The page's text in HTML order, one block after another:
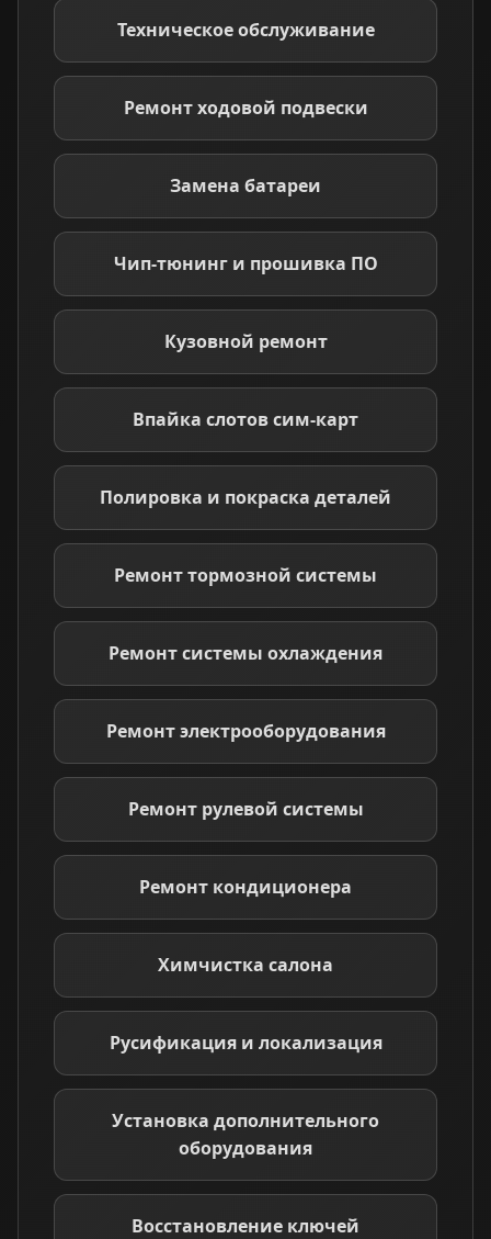
Техническое обслуживание
Ремонт ходовой подвески
Замена батареи
Чип-тюнинг и прошивка ПО
Кузовной ремонт
Впайка слотов сим-карт
Полировка и покраска деталей
Ремонт тормозной системы
Ремонт системы охлаждения
Ремонт электрооборудования
Ремонт рулевой системы
Ремонт кондиционера
Химчистка салона
Русификация и локализация
Установка дополнительного
оборудования
Восстановление ключей